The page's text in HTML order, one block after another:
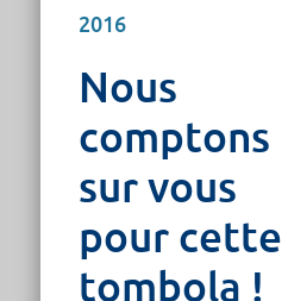
2016
Nous
comptons
sur vous
pour cette
tombola !